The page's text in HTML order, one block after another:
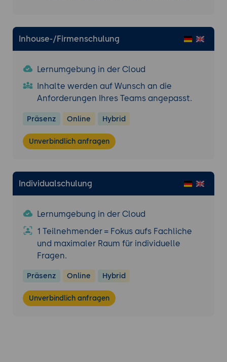
spezifische Technologien und
Anforderungen.
Foundry
Automatisierte Bereitstellung und
Skalierung:Verwendung von BOSH zur
Plattform.
Monitoring und Logging-Tools:
von externen Tools wie Prometheus oder
Plattformüberwachung.
Optimierung der Ressourcennutzung:
Strategien zur Verbesserung der
Ressourcenauslastung und
Kosteneffizienz.
Fehlerdiagnose und Debugging:Techniken
zur Identifikation und Behebung von
Problemen in komplexen Anwendungen.
Praxisübung 2: Skalierung und
Automatisierung einer Anwendung
Ziel der Übung:Die Teilnehmenden
Inhouse-/Firmenschulung
Lernumgebung in der Cloud
Inhalte werden auf Wunsch an die
Anforderungen Ihres Teams angepasst.
Präsenz Online Hybrid
Unverbindlich anfragen
Individualschulung
Lernumgebung in der Cloud
1 Teilnehmender = Fokus aufs Fachliche
und maximaler Raum für individuelle
Fragen.
Präsenz Online Hybrid
Unverbindlich anfragen